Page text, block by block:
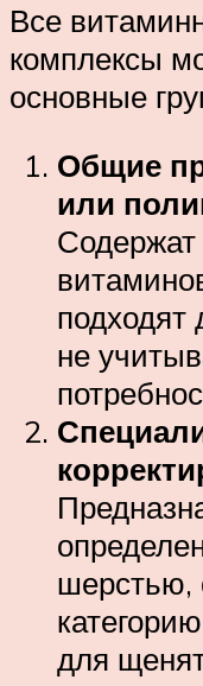
Все
комплексы
основные
Общие
или
подходят
не
шерстью,
для